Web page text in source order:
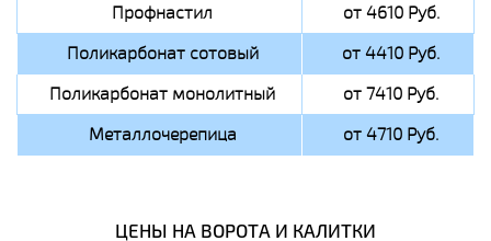
Профнастил
от 4610 Руб.
Поликарбонат сотовый
от 4410 Руб.
Поликарбонат монолитный
от 7410 Руб.
Металлочерепица
от 4710 Руб.
ЦЕНЫ НА ВОРОТА И КАЛИТКИ